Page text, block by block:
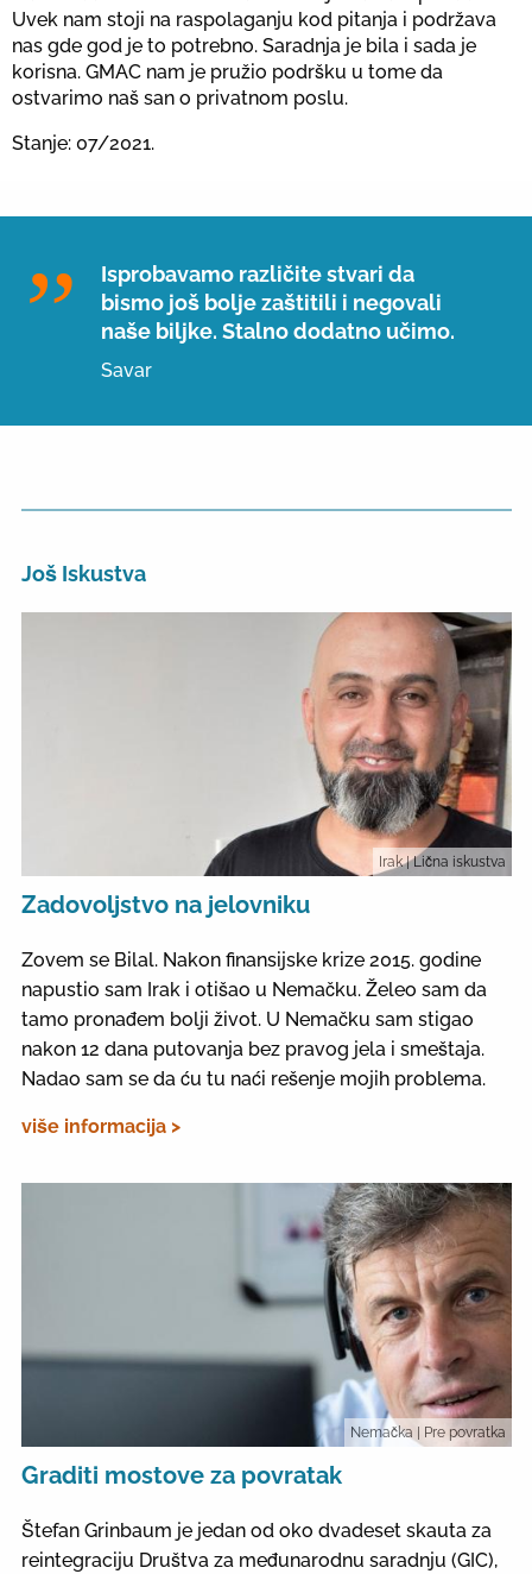
Uvek nam stoji na raspolaganju kod pitanja i podržava
nas gde god je to potrebno. Saradnja je bila i sada je
korisna. GMAC nam je pružio podršku u tome da
ostvarimo naš san o privatnom poslu.
Stanje: 07/2021.
Isprobavamo različite stvari da
bismo još bolje zaštitili i negovali
naše biljke. Stalno dodatno učimo.
Savar
Još Iskustva
Irak| Lična iskustva
Zadovoljstvo na jelovniku
Zovem se Bilal. Nakon finansijske krize 2015. godine
napustio sam Irak i otišao u Nemačku. Želeo sam da
tamo pronađem bolji život. U Nemačku sam stigao
nakon 12 dana putovanja bez pravog jela i smeštaja.
Nadao sam se da ću tu naći rešenje mojih problema.
više informacija >
Nemačka | Pre povratka
Graditi mostove za povratak
Štefan Grinbaum je jedan od oko dvadeset skauta za
reintegraciju Društva za međunarodnu saradnju (GIC),